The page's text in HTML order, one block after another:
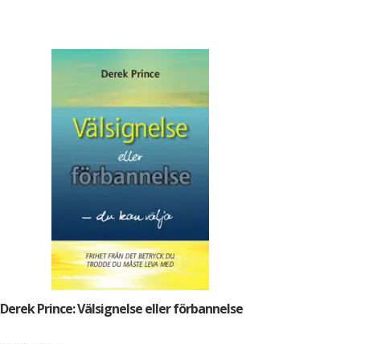
Derek Prince: Välsignelse eller förbannelse